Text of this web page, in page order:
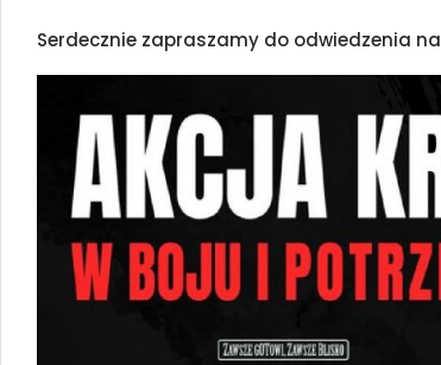
Serdecznie zapraszamy do odwiedzenia